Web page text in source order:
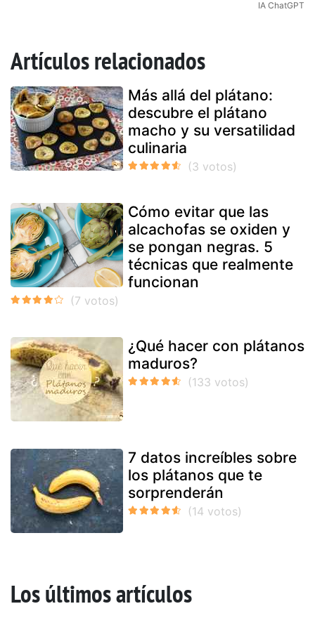
IA ChatGPT
Artículos relacionados
Más allá del plátano:
descubre el plátano
macho y su versatilidad
culinaria
Cómo evitar que las
alcachofas se oxiden y
se pongan negras. 5
técnicas que realmente
funcionan
¿Qué hacer con plátanos
maduros?
7 datos increíbles sobre
los plátanos que te
sorprenderán
Los últimos artículos